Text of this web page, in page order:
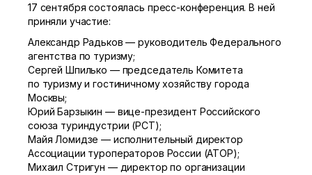
17 сентября состоялась пресс-конференция. В ней
приняли участие:
Александр Радьков — руководитель Федерального
агентства по туризму;
Сергей Шпилько — председатель Комитета
по туризму и гостиничному хозяйству города
Москвы;
Юрий Барзыкин — вице-президент Российского
союза туриндустрии (РСТ);
Майя Ломидзе — исполнительный директор
Ассоциации туроператоров России (АТОР);
Михаил Стригун — директор по организации